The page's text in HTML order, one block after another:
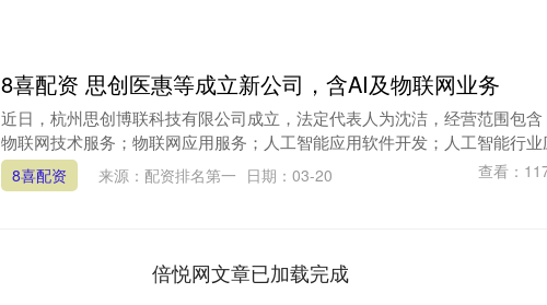
8喜配资 思创医惠等成立新公司，含AI及物联网业务
近日，杭州思创博联科技有限公司成立，法定代表人为沈洁，经营范围包含
物联网技术服务；物联网应用服务；人工智能应用软件开发；人工智能行
8喜配资 来源：配资排名第一 日期：03-20 查看：
倍悦网文章已加载完成